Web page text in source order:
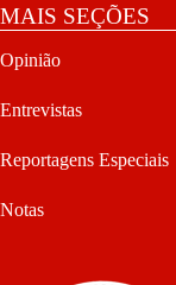
MAIS SEÇÕES
Opinião
Entrevistas
Reportagens Especiais
Notas